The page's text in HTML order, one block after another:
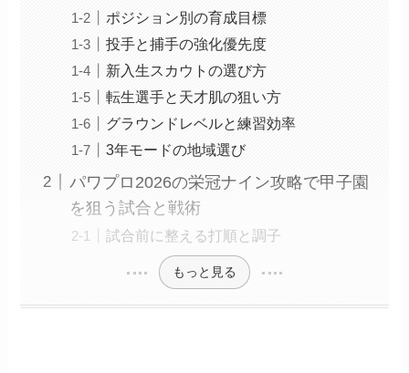
ポジション別の育成目標
投手と捕手の強化優先度
新入生スカウトの選び方
転生選手と天才肌の狙い方
グラウンドレベルと練習効率
3年モードの地域選び
パワプロ2026の栄冠ナイン攻略で甲子園
を狙う試合と戦術
試合前に整える打順と調子
もっと見る